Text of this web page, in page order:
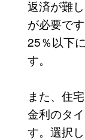
返済が難
が必要で
25％以下
す。
また、住
金利のタ
す。選択